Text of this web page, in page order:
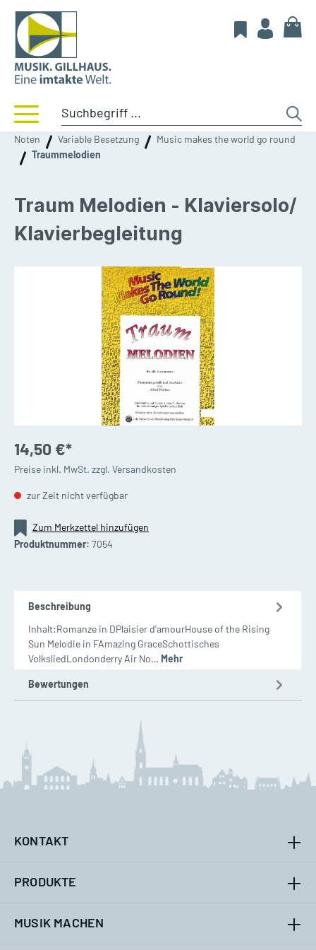
Noten Variable Besetzung
Music makes the world go round
Traummelodien
Traum Melodien - Klaviersolo/
Klavierbegleitung
14,50 €*
Preise inkl. MwSt. zzgl. Versandkosten
zur Zeit nicht verfügbar
Zum Merkzettel hinzufügen
Produktnummer: 7054
Beschreibung
Inhalt:Romanze in DPlaisier d'amourHouse of the Rising
Sun Melodie in FAmazing GraceSchottisches
VolksliedLondonderry Air No… Mehr
Bewertungen
KONTAKT
PRODUKTE
MUSIK MACHEN